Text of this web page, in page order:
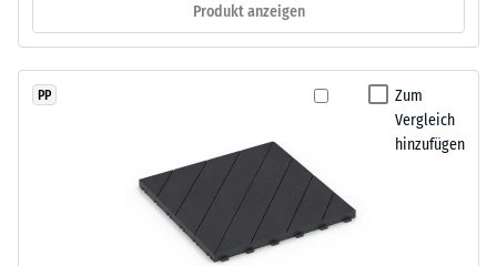
Produkt anzeigen
Zum
Vergleich
hinzufügen
PP